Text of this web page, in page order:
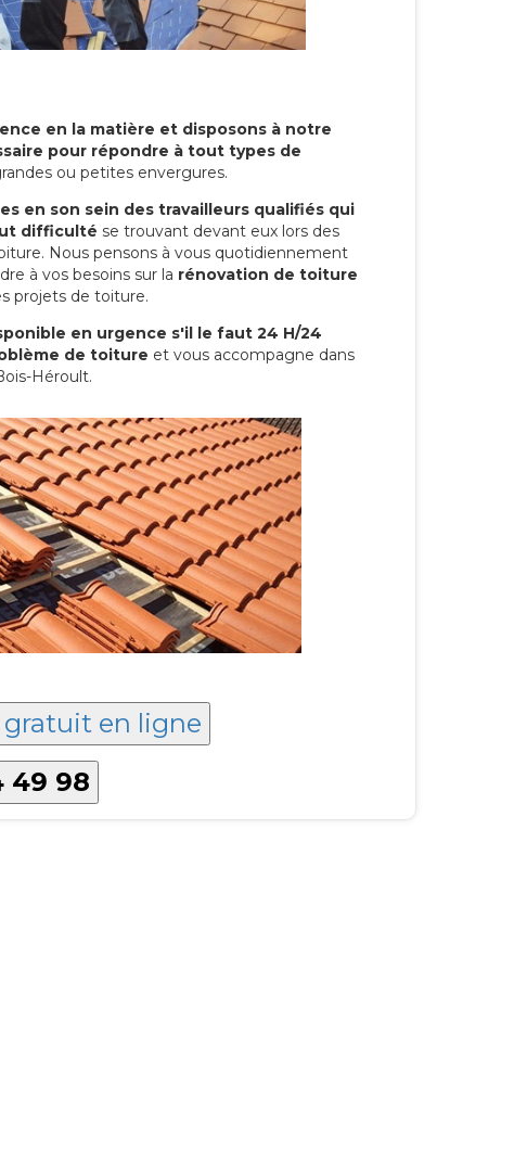
en la matière et disposons à notre
pour répondre à tout types de
ou petites envergures.
en son sein des travailleurs qualifiés qui
difficulté se trouvant devant eux lors des
Nous pensons à vous quotidiennement
à vos besoins sur la rénovation de toiture
projets de toiture.
en urgence s'il le faut 24 H/24
de toiture et vous accompagne dans
Héroult.
gratuit en ligne
49 98